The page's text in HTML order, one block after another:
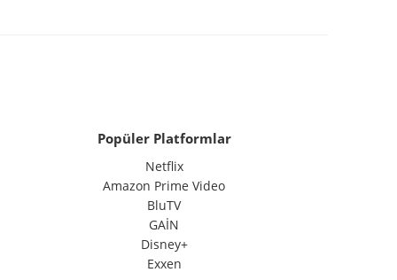
Popüler Platformlar
Netflix
Amazon Prime Video
BluTV
GAİN
Disney+
Exxen